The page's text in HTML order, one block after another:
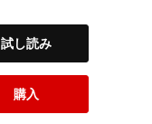
試し読み
購入